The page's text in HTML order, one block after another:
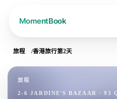
旅程 香港旅行第2天
旅程
2-6 JARDINE'S BAZAAR · 93